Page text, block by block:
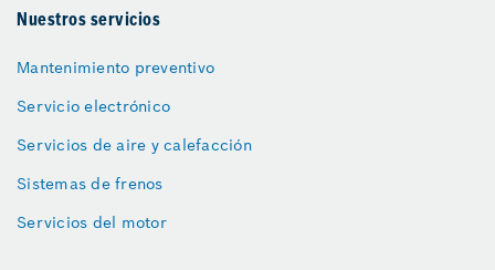
Nuestros servicios
Mantenimiento preventivo
Servicio electrónico
Servicios de aire y calefacción
Sistemas de frenos
Servicios del motor